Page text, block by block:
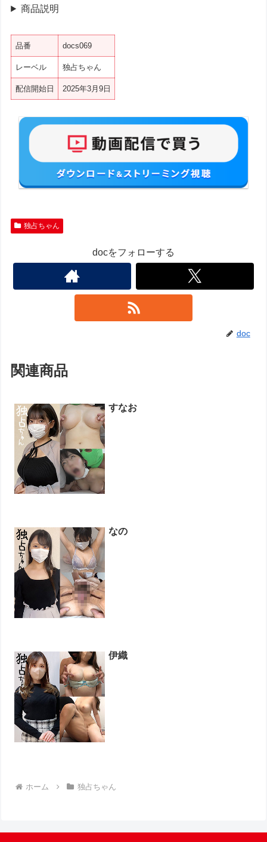
商品説明
品番 docs069
レーベル 独占ちゃん
配信開始日 2025年3月9日
独占ちゃん
docをフォローする
doc
関連商品
すなお
なの
伊織
ホーム 独占ちゃん